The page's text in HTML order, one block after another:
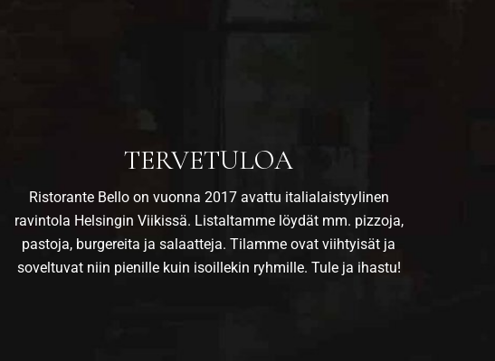
TERVETULOA
Ristorante Bello on vuonna 2017 avattu italialaistyylinen
ravintola Helsingin Viikissä. Listaltamme löydät mm. pizzoja,
pastoja, burgereita ja salaatteja. Tilamme ovat viihtyisät ja
soveltuvat niin pienille kuin isoillekin ryhmille. Tule ja ihastu!